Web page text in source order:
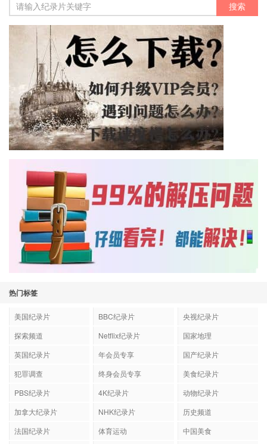
热门标签
美国纪录片 BBC纪录片
央视纪录片
探索频道
Netflix纪录片
国家地理
英国纪录片
年会员专享
国产纪录片
犯罪调查
终身会员专享
美食纪录片
PBS纪录片
4K纪录片
动物纪录片
加拿大纪录片
NHK纪录片
历史频道
法国纪录片
体育运动 中国美食